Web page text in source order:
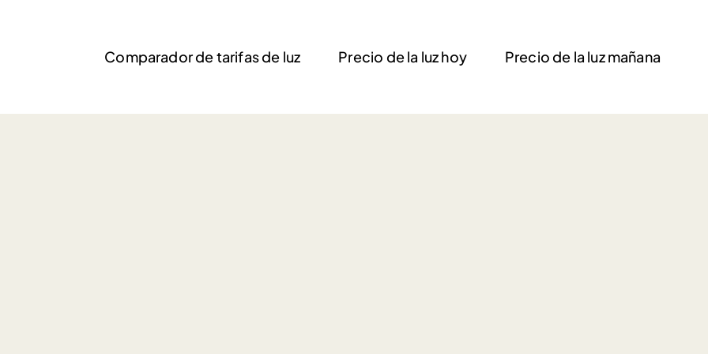
Comparador de tarifas de luz Precio de la luz hoy Precio de la luz mañana